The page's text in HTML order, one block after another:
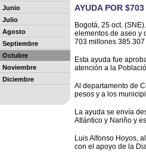
Junio
Julio
Agosto
Septiembre
Octubre
Noviembre
Diciembre
AYUDA POR
Bogotá, 25 oct.
elementos de aseo y
703 millones
Esta ayuda fue
atención a la
Al departamento de
pesos y a los
La ayuda se envía
Atlántico y Nariño y
Luis Alfonso Hoyos,
con el apoyo de la